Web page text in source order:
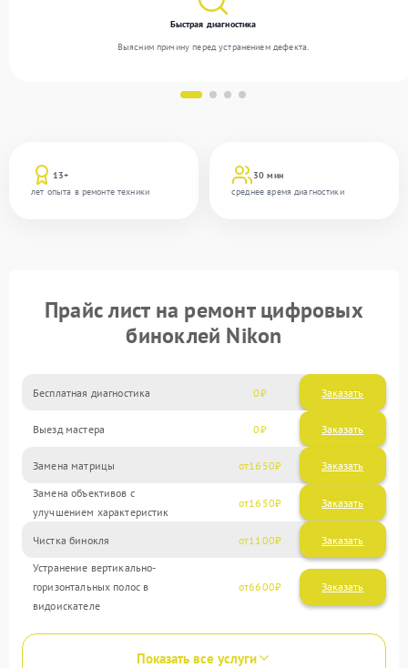
13+
лет опыта в ремонте техники
30 мин
среднее время диагностики
Быстрая диагностика
Выясним причину перед устранением дефекта.
Прайс лист на ремонт цифровых
биноклей Nikon
Бесплатная диагностика 0 Заказать
Выезд мастера 0 Заказать
Замена матрицы 1650
Замена объективов с
улучшением характеристик
1650
Чистка бинокля 1100
Устранение вертикально-
горизонтальных полос в
видоискателе
6600
Показать все услуги